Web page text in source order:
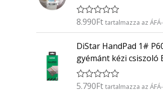
s
:
0
/
5
É
é
e
é
s
8.990Ft tartalmazza az
DiStar HandPad 1#
gyémánt kézi csiszoló
É
5.790Ft tartalmazza az